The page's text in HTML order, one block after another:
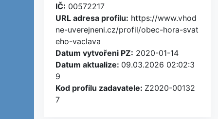
IČ: 00572217
URL adresa profilu: https://www.vhod
ne-uverejneni.cz/profil/obec-hora-svat
eho-vaclava
Datum vytvořeni PZ: 2020-01-14
Datum aktualize: 09.03.2026 02:02:3
9
Kod profilu zadavatele: Z2020-00132
7